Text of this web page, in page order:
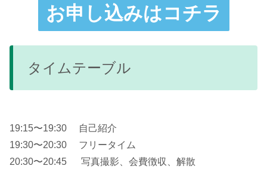
お申し込みはコチラ
タイムテーブル
19:15〜19:30 自己紹介
19:30〜20:30 フリータイム
20:30〜20:45 写真撮影、会費徴収、解散